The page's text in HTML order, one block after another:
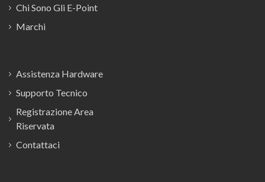
Chi Sono Gli E-Point
Marchi
Assistenza Hardware
Supporto Tecnico
Registrazione Area
Riservata
Contattaci